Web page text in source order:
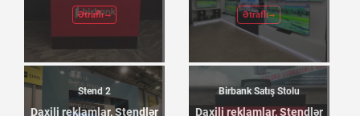
Ətraflı Ətraflı
Stend 2
Daxili reklamlar, Stendlər
Birbank Satış Stolu
Daxili reklamlar, Stendlər